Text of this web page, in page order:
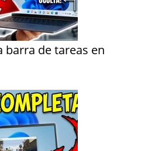
barra de tareas en